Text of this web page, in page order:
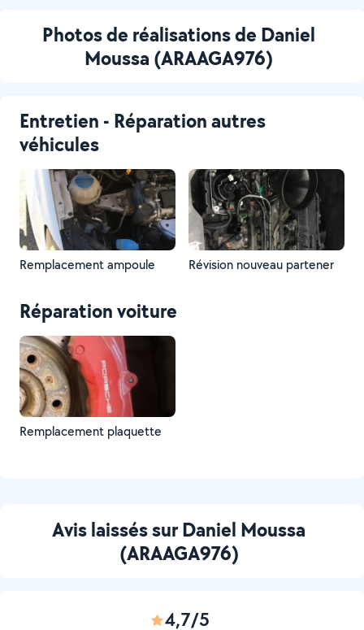
Photos de réalisations de Daniel
Moussa (ARAAGA976)
Entretien - Réparation autres
véhicules
Remplacement ampoule Révision nouveau partener
Réparation voiture
Remplacement plaquette
Avis laissés sur Daniel Moussa
(ARAAGA976)
4,7/5